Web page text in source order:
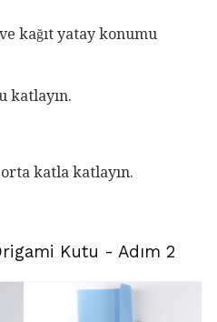
kağıt yatay konumu
katlayın.
katla katlayın.
Kutu - Adım 2